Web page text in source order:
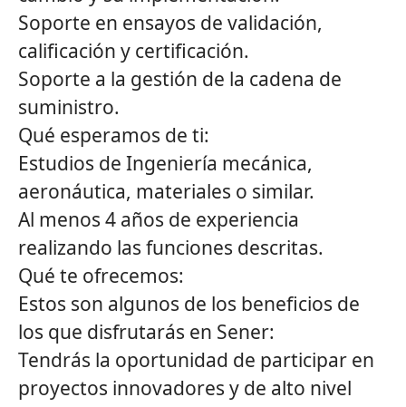
Soporte en ensayos de validación,
calificación y certificación.
Soporte a la gestión de la cadena de
suministro.
Qué esperamos de ti:
Estudios de Ingeniería mecánica,
aeronáutica, materiales o similar.
Al menos 4 años de experiencia
realizando las funciones descritas.
Qué te ofrecemos:
Estos son algunos de los beneficios de
los que disfrutarás en Sener:
Tendrás la oportunidad de participar en
proyectos innovadores y de alto nivel